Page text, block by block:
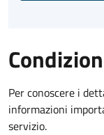
Per conoscere i
informazioni
servizio.